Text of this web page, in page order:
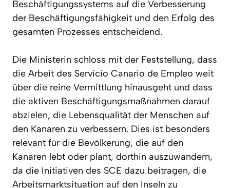
Beschäftigungssystems auf die Verbesserung
der Beschäftigungsfähigkeit und den Erfolg des
gesamten Prozesses entscheidend.
Die Ministerin schloss mit der Feststellung, dass
die Arbeit des Servicio Canario de Empleo weit
über die reine Vermittlung hinausgeht und dass
die aktiven Beschäftigungsmaßnahmen darauf
abzielen, die Lebensqualität der Menschen auf
den Kanaren zu verbessern. Dies ist besonders
relevant für die Bevölkerung, die auf den
Kanaren lebt oder plant, dorthin auszuwandern,
da die Initiativen des SCE dazu beitragen, die
Arbeitsmarktsituation auf den Inseln zu